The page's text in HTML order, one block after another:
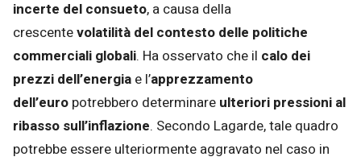
incerte del consueto, a causa della
crescentevolatilità del contesto delle politiche
commerciali globali. Ha osservato che il calo dei
prezzi dell’energia e l’apprezzamento
dell’euro potrebbero determinare ulteriori pressioni al
ribasso sull’inflazione. Secondo Lagarde, tale quadro
potrebbe essere ulteriormente aggravato nel caso in